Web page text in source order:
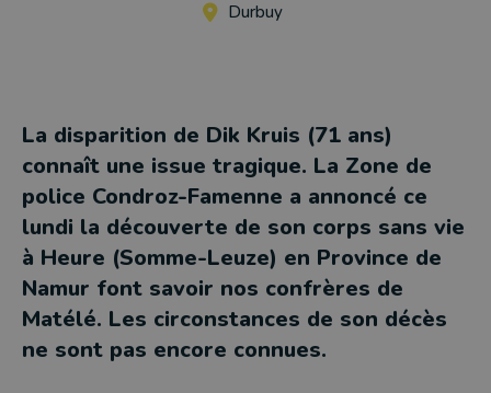
Durbuy
La disparition de Dik Kruis (71 ans)
connaît une issue tragique. La Zone de
police Condroz-Famenne a annoncé ce
lundi la découverte de son corps sans vie
à Heure (Somme-Leuze) en Province de
Namur font savoir nos confrères de
Matélé. Les circonstances de son décès
ne sont pas encore connues.